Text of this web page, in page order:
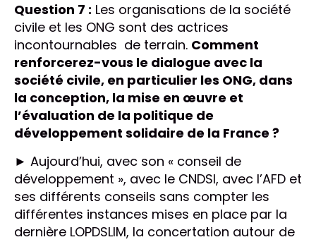
Question 7 : Les organisations de la société
civile et les ONG sont des actrices
incontournables de terrain. Comment
renforcerez-vous le dialogue avec la
société civile, en particulier les ONG, dans
la conception, la mise en œuvre et
l’évaluation de la politique de
développement solidaire de la France ?
► Aujourd’hui, avec son « conseil de
développement », avec le CNDSI, avec l’AFD et
ses différents conseils sans compter les
différentes instances mises en place par la
dernière LOPDSLIM, la concertation autour de